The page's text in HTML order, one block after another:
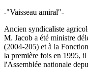
-"Vaisseau amiral"-
Ancien syndicaliste
M. Jacob a été ministre
(2004-205) et à la
la première fois en 1995,
l'Assemblée nationale